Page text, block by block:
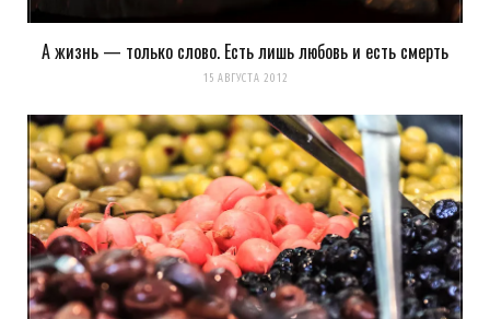
А жизнь — только слово. Есть лишь любовь и есть смерть
15 АВГУСТА 2012